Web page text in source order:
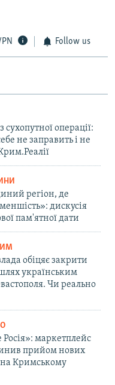
Follow us
сухопутної операції:
не заправить і не
регіон, де
дискусія
пам'ятної дати
обіцяє закрити
українським
Чи реально
маркетплейс
прийом нових
Кримському